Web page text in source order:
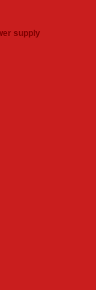
supply